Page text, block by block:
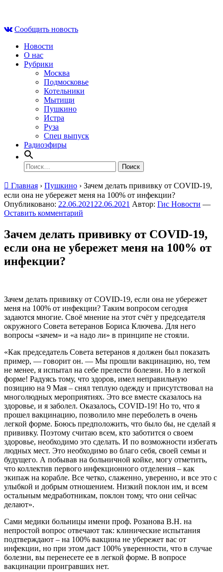
contentСообщить новость
Новости
О нас
Рубрики
Москва
Подмосковье
Котельники
Мытищи
Пушкино
Истра
Руза
Спец выпуск
Радиоэфиры
Найти:
Главная › Пушкино › Зачем делать прививку от COVID-19,
если она не убережет меня на 100% от инфекции?
Опубликовано: 22.06.2021 22.06.2021 Автор: Гис Новости —
Оставить комментарий
Зачем делать прививку от COVID-19,
если она не убережет меня на 100% от
инфекции?
Зачем делать прививку от COVID-19, если она не убережет
меня на 100% от инфекции? Таким вопросом сегодня
задаются многие. Своё мнение на этот счёт у председателя
окружного Совета ветеранов Бориса Ключева. Для него
вопросы «зачем» и «а надо ли» в принципе не стояли.
«Как председатель Совета ветеранов я должен был показать
пример, — говорит он. — Мы прошли вакцинацию, но, тем
не менее, я испытал на себе прелести болезни. Но в легкой
форме! Радуясь тому, что здоров, имел неправильную
позицию на 9 Мая – снял теплую одежду и присутствовал на
многолюдных мероприятиях. Это все вместе сказалось на
здоровье, и я заболел. Оказалось, COVID-19! Но то, что я
прошел вакцинацию, позволило мне переболеть в очень
легкой форме. Боюсь предположить, что было бы, не сделай я
прививку. Поэтому считаю всем, кто заботится о своем
здоровье, необходимо это сделать. И по возможности избегать
людных мест. Это необходимо во благо себя, своей семьи и
будущего. А побывав на больничной койке, могу отметить,
что коллектив первого инфекционного отделения – как
экипаж на корабле. Все четко, слаженно, уверенно, и все это с
улыбкой и добрым отношением. Низкий поклон им, и всем
остальным медработникам, поклон тому, что они сейчас
делают».
Сами медики больницы имени проф. Розанова В.Н. на
непростой вопрос отвечают так: клинические испытания
подтверждают – на 100% вакцина не убережет вас от
инфекции, но при этом даст 100% уверенности, что в случае
болезни, вы перенесете ее в легкой форме. В вопросе
вакцинации проигравших нет.